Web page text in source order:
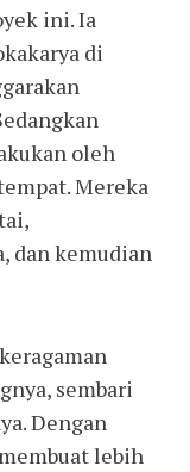
ini. Ia
di
oleh
Mereka
dan kemudian
sembari
Dengan
lebih